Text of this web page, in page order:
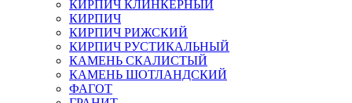
КИРПИЧ КЛИНКЕРНЫЙ
КИРПИЧ
КИРПИЧ РИЖСКИЙ
КИРПИЧ РУСТИКАЛЬНЫЙ
КАМЕНЬ СКАЛИСТЫЙ
КАМЕНЬ ШОТЛАНДСКИЙ
ФАГОТ